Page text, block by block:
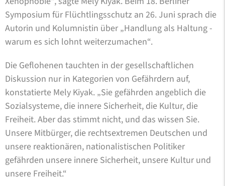
Symposium für Flüchtlingsschutz an 26. Juni sprach die
Autorin und Kolumnistin über „Handlung als Haltung -
warum es sich lohnt weiterzumachen“.
Die Geflohenen tauchten in der gesellschaftlichen
Diskussion nur in Kategorien von Gefährdern auf,
konstatierte Mely Kiyak. „Sie gefährden angeblich die
Sozialsysteme, die innere Sicherheit, die Kultur, die
Freiheit. Aber das stimmt nicht, und das wissen Sie.
Unsere Mitbürger, die rechtsextremen Deutschen und
unsere reaktionären, nationalistischen Politiker
gefährden unsere innere Sicherheit, unsere Kultur und
unsere Freiheit.“